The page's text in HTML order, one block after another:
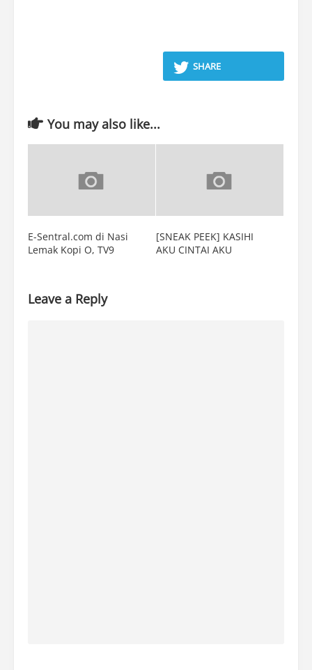
SHARE
You may also like...
E-Sentral.com di Nasi
Lemak Kopi O, TV9
[SNEAK PEEK] KASIHI
AKU CINTAI AKU
Leave a Reply